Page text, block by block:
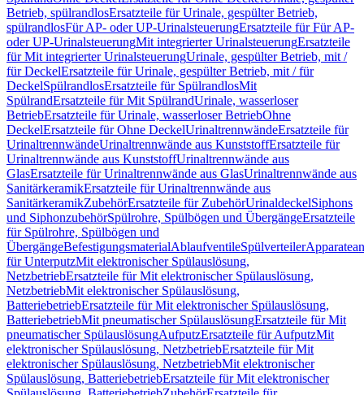
Betrieb, spülrandlosErsatzteile für Urinale, gespülter Betrieb,
spülrandlosFür AP- oder UP-UrinalsteuerungErsatzteile für Für AP-
oder UP-UrinalsteuerungMit integrierter UrinalsteuerungErsatzteile
für Mit integrierter UrinalsteuerungUrinale, gespülter Betrieb, mit /
für DeckelErsatzteile für Urinale, gespülter Betrieb, mit / für
DeckelSpülrandlosErsatzteile für SpülrandlosMit
SpülrandErsatzteile für Mit SpülrandUrinale, wasserloser
BetriebErsatzteile für Urinale, wasserloser BetriebOhne
DeckelErsatzteile für Ohne DeckelUrinaltrennwändeErsatzteile für
UrinaltrennwändeUrinaltrennwände aus KunststoffErsatzteile für
Urinaltrennwände aus KunststoffUrinaltrennwände aus
GlasErsatzteile für Urinaltrennwände aus GlasUrinaltrennwände aus
SanitärkeramikErsatzteile für Urinaltrennwände aus
SanitärkeramikZubehörErsatzteile für ZubehörUrinaldeckelSiphons
und SiphonzubehörSpülrohre, Spülbögen und ÜbergängeErsatzteile
für Spülrohre, Spülbögen und
ÜbergängeBefestigungsmaterialAblaufventileSpülverteiler
für UnterputzMit elektronischer Spülauslösung,
NetzbetriebErsatzteile für Mit elektronischer Spülauslösung,
NetzbetriebMit elektronischer Spülauslösung,
BatteriebetriebErsatzteile für Mit elektronischer Spülauslösung,
BatteriebetriebMit pneumatischer SpülauslösungErsatzteile für Mit
pneumatischer SpülauslösungAufputzErsatzteile für AufputzMit
elektronischer Spülauslösung, NetzbetriebErsatzteile für Mit
elektronischer Spülauslösung, NetzbetriebMit elektronischer
Spülauslösung, BatteriebetriebErsatzteile für Mit elektronischer